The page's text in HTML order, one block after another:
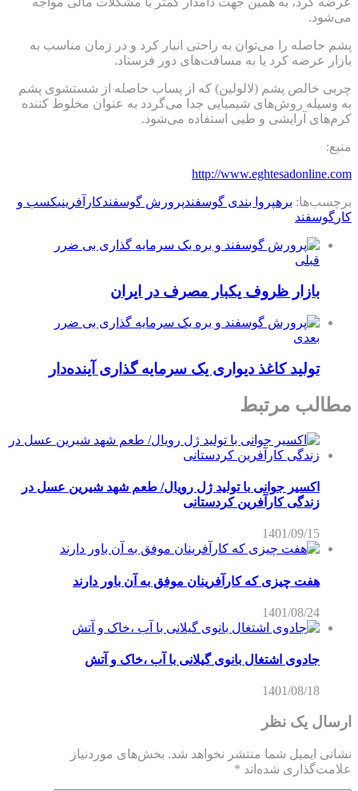
می‌شود.
پشم حاصله را می‌توان به راحتی انبار کرد و در زمان مناسب به
بازار عرضه کرد یا به مسافت‌های دور فرستاد.
چربی خالص پشم (لالولین) که از پساب حاصله از شستشوی پشم
به وسیله روش‌های شیمیایی جدا می‌گردد به عنوان مخلوط کننده
کرم‌های آرایشی و طبی استفاده می‌شود.
منبع:
http://www.eghtesadonline.com
برچسب‌ها: برهپروا بندی گوسفندپرورش گوسفندکارآفرینیکسب و
کار گوسفند
قبلی
بازار ظروف یکبار مصرف در ایران
بعدی
تولید کاغذ دیواری یک سرمایه گذاری آینده‌دار
مطالب مرتبط
اکسیر جوانی با تولید ژل رویال/ طعم شهد شیرین عسل‌ در
زندگی کارآفرین کردستانی
1401/09/15
هفت چیزی که کارآفرینان موفق به آن باور دارند
1401/08/24
جادوی اشتغال بانوی گیلانی با آب ،خاک و آتش
1401/08/18
ارسال یک نظر
نشانی ایمیل شما منتشر نخواهد شد. بخش‌های موردنیاز
علامت‌گذاری شده‌اند *